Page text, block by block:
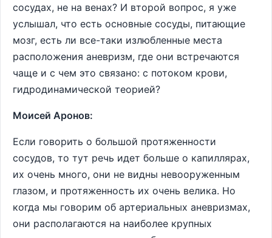
сосудах, не на венах? И второй вопрос, я уже
услышал, что есть основные сосуды, питающие
мозг, есть ли все-таки излюбленные места
расположения аневризм, где они встречаются
чаще и с чем это связано: с потоком крови,
гидродинамической теорией?
Моисей Аронов:
Если говорить о большой протяженности
сосудов, то тут речь идет больше о капиллярах,
их очень много, они не видны невооруженным
глазом, и протяженность их очень велика. Но
когда мы говорим об артериальных аневризмах,
они располагаются на наиболее крупных